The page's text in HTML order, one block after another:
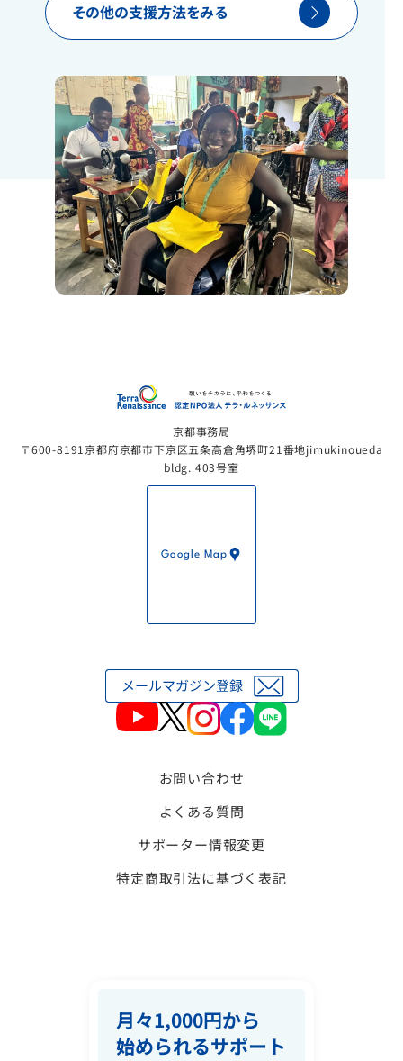
その他の支援方法をみる
京都事務局
〒600-8191京都府京都市下京区五条高倉角堺町21番地jimukinoueda
bldg. 403号室
Google Map
お問い合わせ
よくある質問
サポーター情報変更
特定商取引法に基づく表記
月々1,000円から
始められるサポート